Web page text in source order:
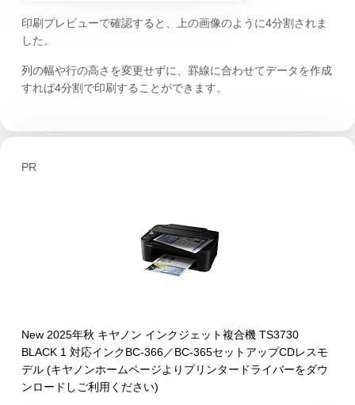
印刷プレビューで確認すると、上の画像のように4分割されま
した。
列の幅や行の高さを変更せずに、罫線に合わせてデータを作成
すれば4分割で印刷することができます。
PR
New 2025年秋 キヤノン インクジェット複合機 TS3730
BLACK 1 対応インクBC-366／BC-365セットアップCDレスモ
デル (キヤノンホームページよりプリンタードライバーをダウ
ンロードしご利用ください)